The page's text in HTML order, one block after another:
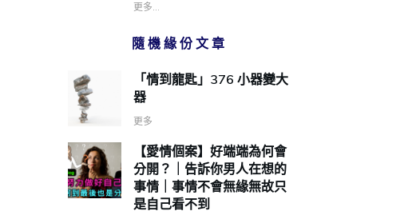
更多...
隨機緣份文章
「情到龍匙」376 小器變大
器
更多
【愛情個案】好端端為何會
分開？｜告訴你男人在想的
事情｜事情不會無緣無故只
是自己看不到